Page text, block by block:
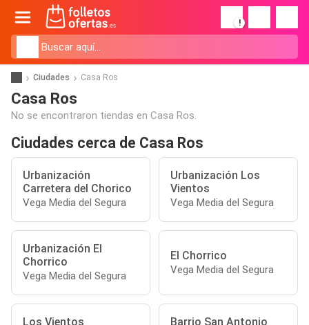
!
Ciudades Casa Ros
Casa Ros
No se encontraron tiendas en Casa Ros.
Ciudades cerca de Casa Ros
Urbanización
Carretera del Chorico
Vega Media del Segura
Urbanización Los
Vientos
Vega Media del Segura
Urbanización El
Chorrico
Vega Media del Segura
El Chorrico
Vega Media del Segura
Los Vientos Barrio San Antonio